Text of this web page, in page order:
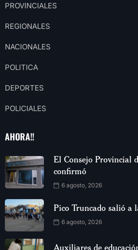
PROVINCIALES
REGIONALES
NACIONALES
POLITICA
DEPORTES
POLICIALES
AHORA!!
El Consejo Provincial
confirmó
6 agosto, 2026
Pico Truncado salió a
6 agosto, 2026
Auxiliares de